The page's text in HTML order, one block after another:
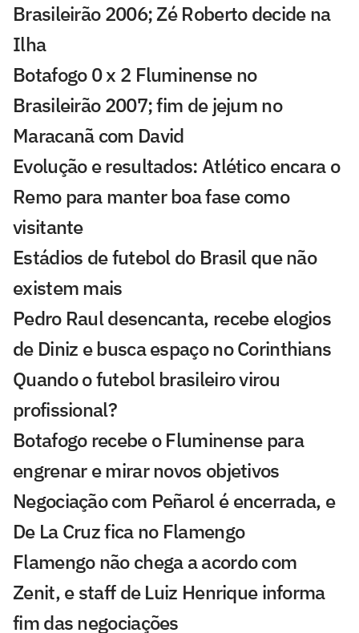
Brasileirão 2006; Zé Roberto decide na
Ilha
Botafogo 0 x 2 Fluminense no
Brasileirão 2007; fim de jejum no
Maracanã com David
Evolução e resultados: Atlético encara o
Remo para manter boa fase como
visitante
Estádios de futebol do Brasil que não
existem mais
Pedro Raul desencanta, recebe elogios
de Diniz e busca espaço no Corinthians
Quando o futebol brasileiro virou
profissional?
Botafogo recebe o Fluminense para
engrenar e mirar novos objetivos
Negociação com Peñarol é encerrada, e
De La Cruz fica no Flamengo
Flamengo não chega a acordo com
Zenit, e staff de Luiz Henrique informa
fim das negociações